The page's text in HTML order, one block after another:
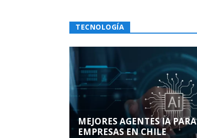
TECNOLOGÍA
MEJORES AGENTES IA PARA
EMPRESAS EN CHILE